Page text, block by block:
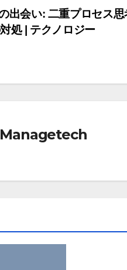
出会い: 二重プロセス思
処 | テクノロジー
Managetech